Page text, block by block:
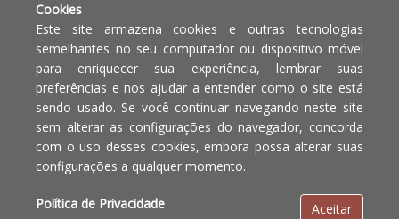
Powered by:
Copyright © 2010 - 2017 Razão
social Blumenau - RA OBJETOS PARA
O LAR EIRELI CNPJ -
E loja 33 Asa Sul - Brasília-DF - CEP:
Em caso de divergência de
preços, o valor válido é o do
Cookies
Este site armazena cookies e outras tecnologias
semelhantes no seu computador ou dispositivo móvel
para enriquecer sua experiência, lembrar suas
preferências e nos ajudar a entender como o site está
sendo usado. Se você continuar navegando neste site
sem alterar as configurações do navegador, concorda
com o uso desses cookies, embora possa alterar suas
configurações a qualquer momento.
Política de Privacidade Aceitar